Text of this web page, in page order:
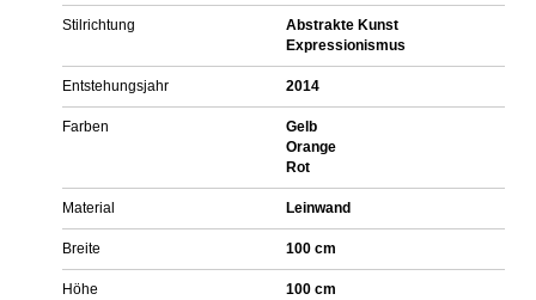
Stilrichtung
Abstrakte Kunst
Expressionismus
Entstehungsjahr 2014
Farben
Gelb
Orange
Rot
Material Leinwand
Breite 100 cm
Höhe 100 cm